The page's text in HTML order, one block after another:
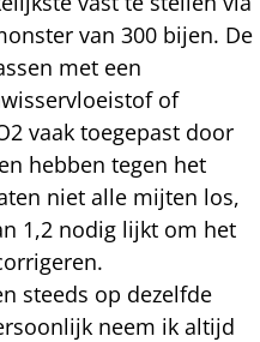
van 300 bijen. De
met een
of
vaak toegepast door
hebben tegen het
niet alle mijten los,
1,2 nodig lijkt om het
steeds op dezelfde
neem ik altijd